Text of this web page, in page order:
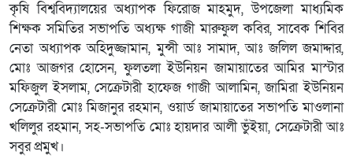
কৃষি বিশ্ববিদ্যালয়ের অধ্যাপক ফিরোজ মাহমুদ, উপজেলা মাধ্যমিক
শিক্ষক সমিতির সভাপতি অধ্যক্ষ গাজী মারুফুল কবির, সাবেক শিবির
নেতা অধ্যাপক অহিদুজ্জামান, মুন্সী আঃ সামাদ, আঃ জলিল জমাদ্দার,
মোঃ আজগর হোসেন, ফুলতলা ইউনিয়ন জামায়াতের আমির মাস্টার
মফিজুল ইসলাম, সেক্রেটারী হাফেজ গাজী আলামিন, জামিরা ইউনিয়ন
সেক্রেটারী মোঃ মিজানুর রহমান, ওয়ার্ড জামায়াতের সভাপতি মাওলানা
খলিলুর রহমান, সহ-সভাপতি মোঃ হায়দার আলী ভুঁইয়া, সেক্রেটারী আঃ
সবুর প্রমুখ।